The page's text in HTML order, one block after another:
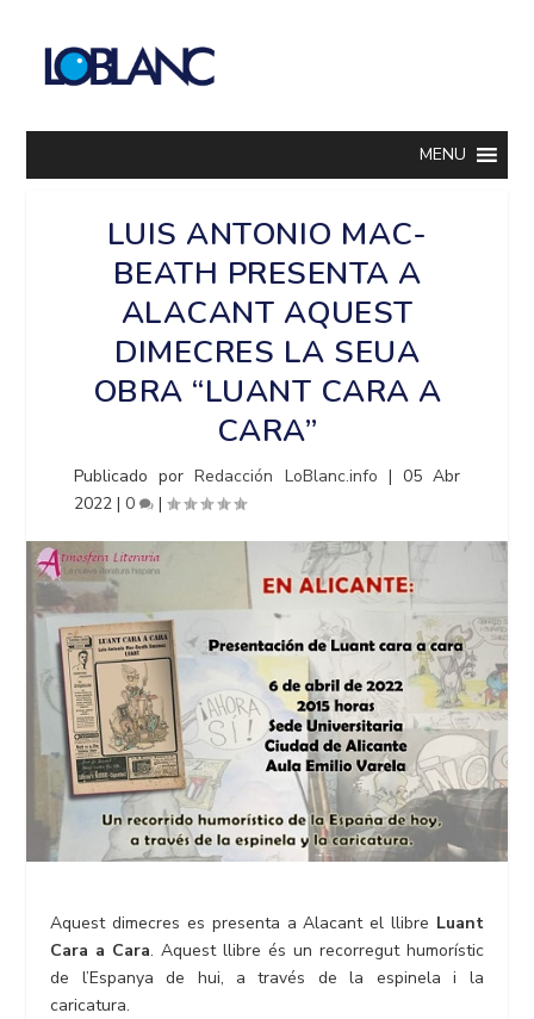
MENU
LUIS ANTONIO MAC-
BEATH PRESENTA A
ALACANT AQUEST
DIMECRES LA SEUA
OBRA “LUANT CARA A
CARA”
Publicado porRedacción LoBlanc.info | 05 Abr
2022 |0 |
Aquest dimecres es presenta a Alacant el llibre Luant
Cara a Cara. Aquest llibre és un recorregut humorístic
de l’Espanya de hui, a través de la espinela i la
caricatura.